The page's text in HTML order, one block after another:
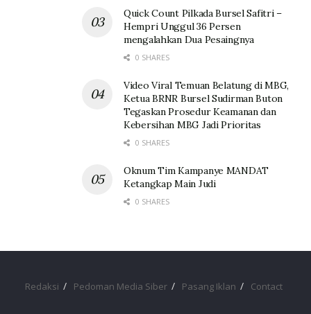
Quick Count Pilkada Bursel Safitri –
Hempri Unggul 36 Persen
mengalahkan Dua Pesaingnya
0 SHARES
Video Viral Temuan Belatung di MBG,
Ketua BRNR Bursel Sudirman Buton
Tegaskan Prosedur Keamanan dan
Kebersihan MBG Jadi Prioritas
0 SHARES
Oknum Tim Kampanye MANDAT
Ketangkap Main Judi
0 SHARES
Redaksi Pedoman Media Siber Pasang Iklan Contact